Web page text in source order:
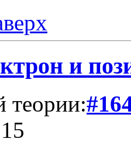
и
теории: